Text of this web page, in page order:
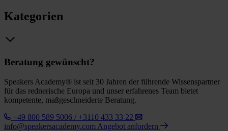
Kategorien
Beratung gewünscht?
Speakers Academy® ist seit 30 Jahren der führende Wissenspartner
für das rednerische Europa und unser erfahrenes Team bietet
kompetente, maßgeschneiderte Beratung.
+49 800 589 5006 / +3110 433 33 22
info@speakersacademy.com Angebot anfordern